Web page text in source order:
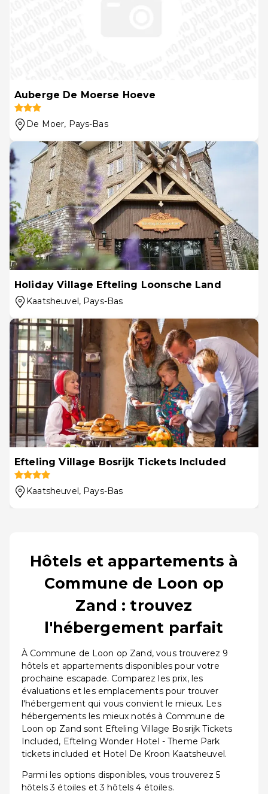
Auberge De Moerse Hoeve
De Moer, Pays-Bas
Holiday Village Efteling Loonsche Land
Kaatsheuvel, Pays-Bas
Efteling Village Bosrijk Tickets Included
Kaatsheuvel, Pays-Bas
Hôtels et appartements à
Commune de Loon op
Zand : trouvez
l'hébergement parfait
À Commune de Loon op Zand, vous trouverez 9
hôtels et appartements disponibles pour votre
prochaine escapade. Comparez les prix, les
évaluations et les emplacements pour trouver
l'hébergement qui vous convient le mieux. Les
hébergements les mieux notés à Commune de
Loon op Zand sont Efteling Village Bosrijk Tickets
Included, Efteling Wonder Hotel - Theme Park
tickets included et Hotel De Kroon Kaatsheuvel.
Parmi les options disponibles, vous trouverez 5
hôtels 3 étoiles et 3 hôtels 4 étoiles.